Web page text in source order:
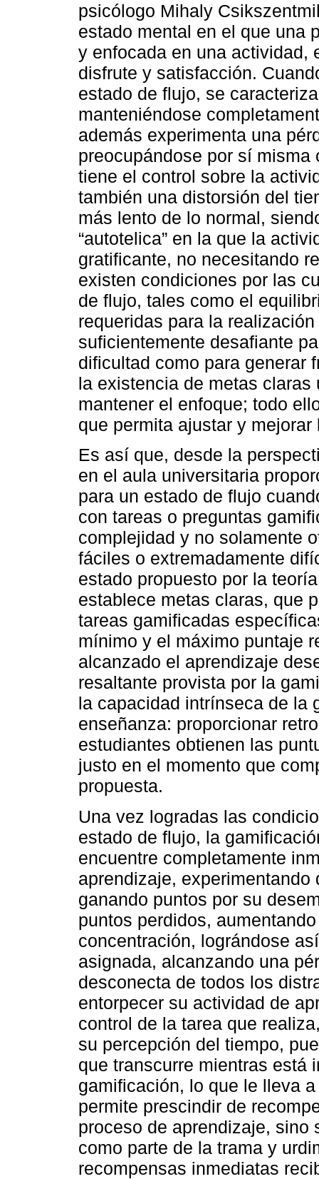
psicólogo Mihaly
estado mental en el que una
y enfocada en una actividad,
disfrute y satisfacción.
estado de flujo, se
manteniéndose
además experimenta una
preocupándose por sí
tiene el control sobre la
también una distorsión del
más lento de lo normal,
“autotelica” en la que la
gratificante, no necesitando
existen condiciones por las
de flujo, tales como el
requeridas para la
suficientemente desafiante
dificultad como para generar
la existencia de metas
mantener el enfoque; todo
que permita ajustar y
Es así que, desde la
en el aula universitaria
para un estado de flujo
con tareas o preguntas
complejidad y no solamente
fáciles o extremadamente
estado propuesto por la
establece metas claras, que
tareas gamificadas
mínimo y el máximo puntaje
alcanzado el aprendizaje
resaltante provista por la
la capacidad intrínseca de la
enseñanza: proporcionar
estudiantes obtienen las
justo en el momento que
propuesta.
Una vez logradas las
estado de flujo, la
encuentre completamente
aprendizaje,
ganando puntos por su
puntos perdidos,
concentración, lográndose
asignada, alcanzando una
desconecta de todos los
entorpecer su actividad de
control de la tarea que
su percepción del tiempo,
que transcurre mientras está
gamificación, lo que le lleva
permite prescindir de
proceso de aprendizaje, sino
como parte de la trama y
recompensas inmediatas